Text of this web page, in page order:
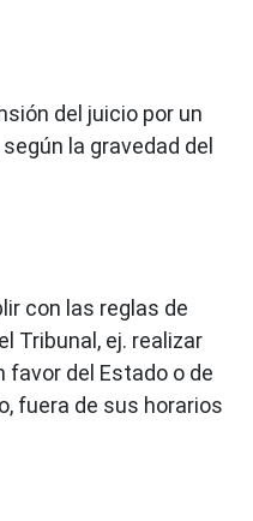
del juicio por un
la gravedad del
con las reglas de
Tribunal, ej. realizar
favor del Estado o de
fuera de sus horarios